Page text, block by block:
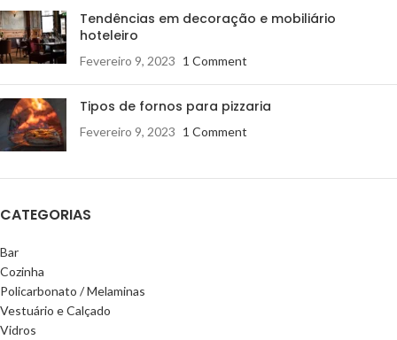
Tendências em decoração e mobiliário
hoteleiro
Fevereiro 9, 2023 1 Comment
Tipos de fornos para pizzaria
Fevereiro 9, 2023 1 Comment
CATEGORIAS
Bar
Cozinha
Policarbonato / Melaminas
Vestuário e Calçado
Vidros